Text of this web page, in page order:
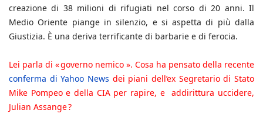
creazione di 38 milioni di rifugiati nel corso di 20 anni. Il
Medio Oriente piange in silenzio, e si aspetta di più dalla
Giustizia. È una deriva terrificante di barbarie e di ferocia.
Lei parla di « governo nemico ». Cosa ha pensato della recente
conferma di Yahoo News dei piani dell’ex Segretario di Stato
Mike Pompeo e della CIA per rapire, e addirittura uccidere,
Julian Assange ?